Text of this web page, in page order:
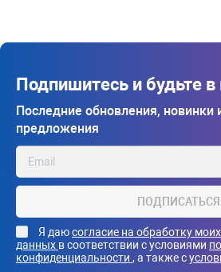
Подпишитесь и будьте в
Последние обновления, новинки
предложения
ПОДПИСАТЬСЯ
Я даюсогласие на обработку
данных в соответствии с условиями
конфиденциальности , а также с